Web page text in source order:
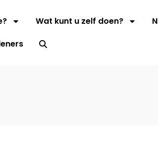
Wat kunt u zelf doen?